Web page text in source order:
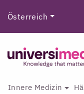
Österreich
Innere Medizin